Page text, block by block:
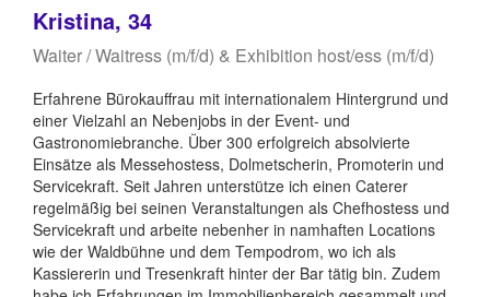
Kristina, 34
Waiter / Waitress (m/f/d) & Exhibition host/ess (m/f/d)
Erfahrene Bürokauffrau mit internationalem Hintergrund und
einer Vielzahl an Nebenjobs in der Event- und
Gastronomiebranche. Über 300 erfolgreich absolvierte
Einsätze als Messehostess, Dolmetscherin, Promoterin und
Servicekraft. Seit Jahren unterstütze ich einen Caterer
regelmäßig bei seinen Veranstaltungen als Chefhostess und
Servicekraft und arbeite nebenher in namhaften Locations
wie der Waldbühne und dem Tempodrom, wo ich als
Kassiererin und Tresenkraft hinter der Bar tätig bin. Zudem